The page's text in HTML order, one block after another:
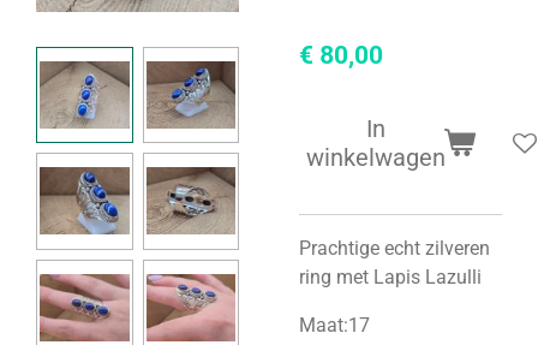
€ 80,00
In
winkelwagen
Prachtige echt zilveren
ring met Lapis Lazulli
Maat:17